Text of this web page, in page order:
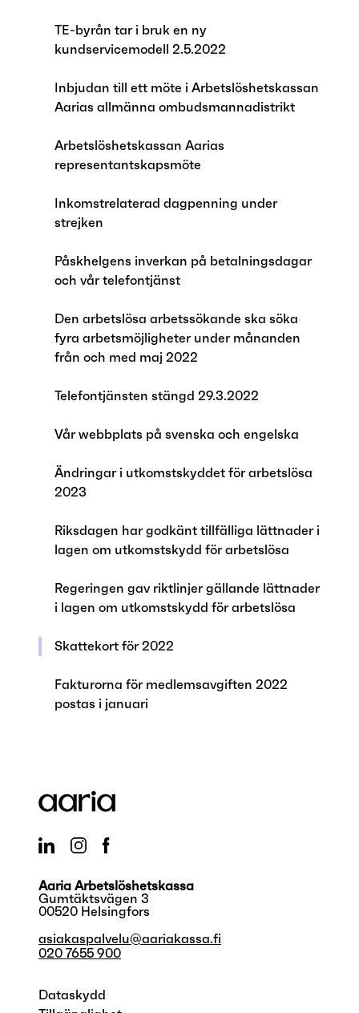
TE-byrån tar i bruk en ny
kundservicemodell 2.5.2022
Inbjudan till ett möte i Arbetslöshetskassan
Aarias allmänna ombudsmannadistrikt
Arbetslöshetskassan Aarias
representantskapsmöte
Inkomstrelaterad dagpenning under
strejken
Påskhelgens inverkan på betalningsdagar
och vår telefontjänst
Den arbetslösa arbetssökande ska söka
fyra arbetsmöjligheter under månanden
från och med maj 2022
Telefontjänsten stängd 29.3.2022
Vår webbplats på svenska och engelska
Ändringar i utkomstskyddet för arbetslösa
2023
Riksdagen har godkänt tillfälliga lättnader i
lagen om utkomstskydd för arbetslösa
Regeringen gav riktlinjer gällande lättnader
i lagen om utkomstskydd för arbetslösa
Skattekort för 2022
Fakturorna för medlemsavgiften 2022
postas i januari
Aaria Arbetslöshetskassa
Gumtäktsvägen 3
00520 Helsingfors
asiakaspalvelu@aariakassa.fi
020 7655 900
Dataskydd